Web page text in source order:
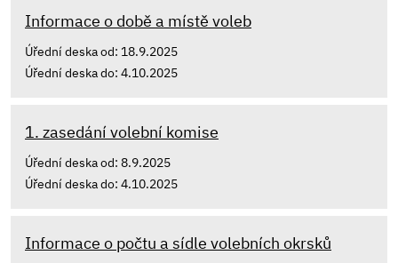
Informace o době a místě voleb
Úřední deska od: 18.9.2025
Úřední deska do: 4.10.2025
1. zasedání volební komise
Úřední deska od: 8.9.2025
Úřední deska do: 4.10.2025
Informace o počtu a sídle volebních okrsků